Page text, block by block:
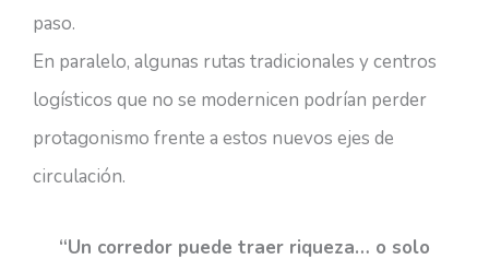
paso.
En paralelo, algunas rutas tradicionales y centros
logísticos que no se modernicen podrían perder
protagonismo frente a estos nuevos ejes de
circulación.
“Un corredor puede traer riqueza… o solo